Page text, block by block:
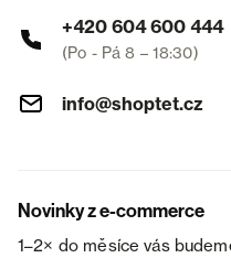
+420 604 600 444
(Po - Pá 8 – 18:30)
info@shoptet.cz
Novinky z e-commerce
1–2× do měsíce vás